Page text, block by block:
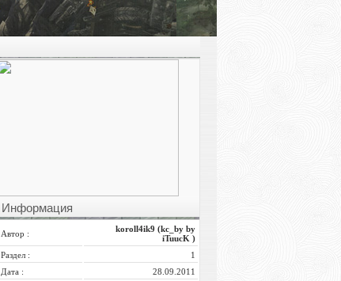
Информация
Автор :
koroll4ik9 (kc_by by
iTuucK )
Раздел :
1
Дата :
28.09.2011